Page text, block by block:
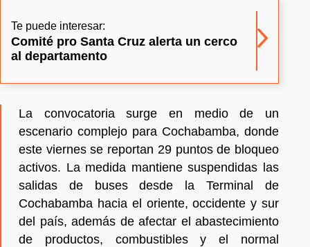
Te puede interesar:
Comité pro Santa Cruz alerta un cerco
al departamento
La convocatoria surge en medio de un
escenario complejo para Cochabamba, donde
este viernes se reportan 29 puntos de bloqueo
activos. La medida mantiene suspendidas las
salidas de buses desde la Terminal de
Cochabamba hacia el oriente, occidente y sur
del país, además de afectar el abastecimiento
de productos, combustibles y el normal